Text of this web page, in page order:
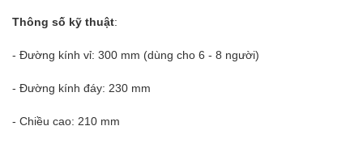
Thông số kỹ thuật:
- Đường kính vỉ: 300 mm (dùng cho 6 - 8 người)
- Đường kính đáy: 230 mm
- Chiều cao: 210 mm